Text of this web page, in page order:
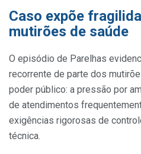
Caso expõe
mutirões de saúde
O episódio de Parelhas
recorrente de parte dos
poder público: a pressão por
de atendimentos
exigências rigorosas de
técnica.